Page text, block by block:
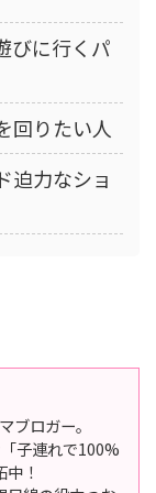
びに行くパ
回りたい人
迫力なショ
ブロガー。
子連れで100%
！